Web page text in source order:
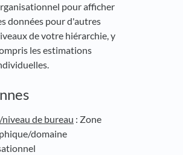
pour afficher
données pour d'autres
de votre hiérarchie, y
les estimations
niveau de bureau : Zone
domaine